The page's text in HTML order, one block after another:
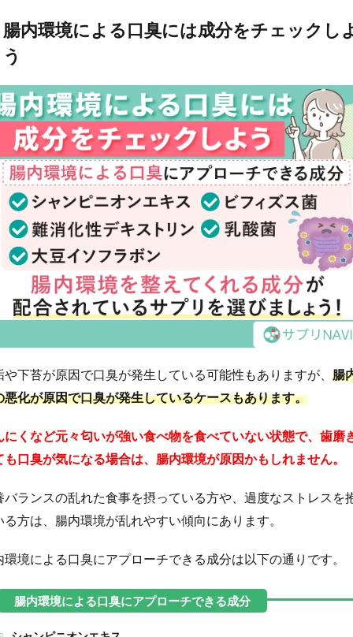
腸内環境による口臭には成分をチェックし
う
や下苔が原因で口臭が発生している可能性もありますが、 腸
悪化が原因で口臭が発生しているケースもあります。
にくなど元々匂いが強い食べ物を食べていない状態で、歯磨
も口臭が気になる場合は、腸内環境が原因かもしれません。
バランスの乱れた食事を摂っている方や、過度なストレスを
る方は、腸内環境が乱れやすい傾向にあります。
環境による口臭にアプローチできる成分は以下の通りです。